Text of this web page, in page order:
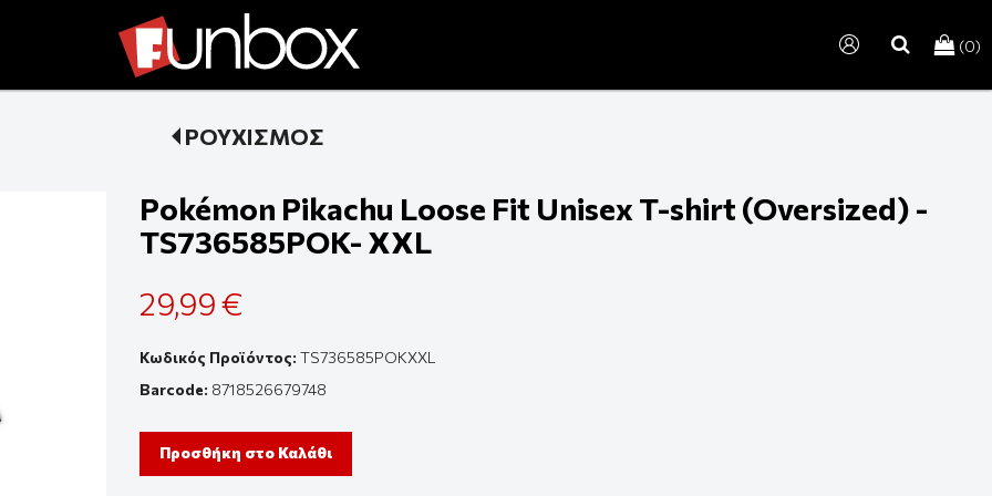
(0)
search
ΡΟΥΧΙΣΜΟΣ
Pokémon Pikachu Loose Fit Unisex T-shirt (Oversized) -
TS736585POK- XXL
29,99 €
Κωδικός Προϊόντος: TS736585POKXXL
Barcode: 8718526679748
Προσθήκη στο Καλάθι